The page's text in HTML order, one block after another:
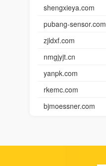
shengxieya.com
pubang-sensor.com
zjldxf.com
nmgjyjt.cn
yanpk.com
rkemc.com
bjmoessner.com